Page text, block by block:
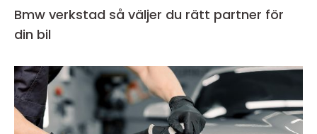
Bmw verkstad så väljer du rätt partner för
din bil